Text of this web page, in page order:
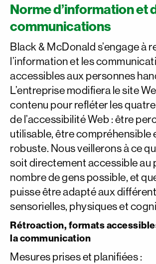
Norme d’information et
communications
Black & McDonald s’engage à
l’information et les
accessibles aux personnes
L’entreprise modifiera le site
contenu pour refléter les
de l’accessibilité Web : être
utilisable, être compréhensible
robuste. Nous veillerons à ce
soit directement accessible au
nombre de gens possible, et
puisse être adapté aux
sensorielles, physiques et
Rétroaction, formats
la communication
Mesures prises et planifiées :